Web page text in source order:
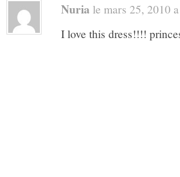
Nuria le mars 25, 2010
I love this dress!!!!